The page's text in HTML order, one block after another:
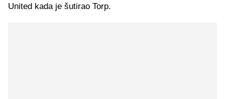
United kada je šutirao Torp.